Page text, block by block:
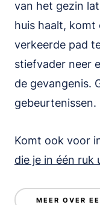
van het gezin
huis haalt, komt
verkeerde pad
stiefvader neer
de gevangenis.
gebeurtenissen.
Komt ook voor
die je in één ruk